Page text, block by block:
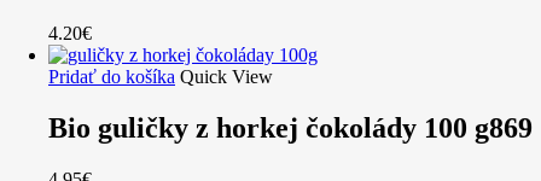
4.20€
Pridať do košíka Quick View
Bio guličky z horkej čokolády 100 g869